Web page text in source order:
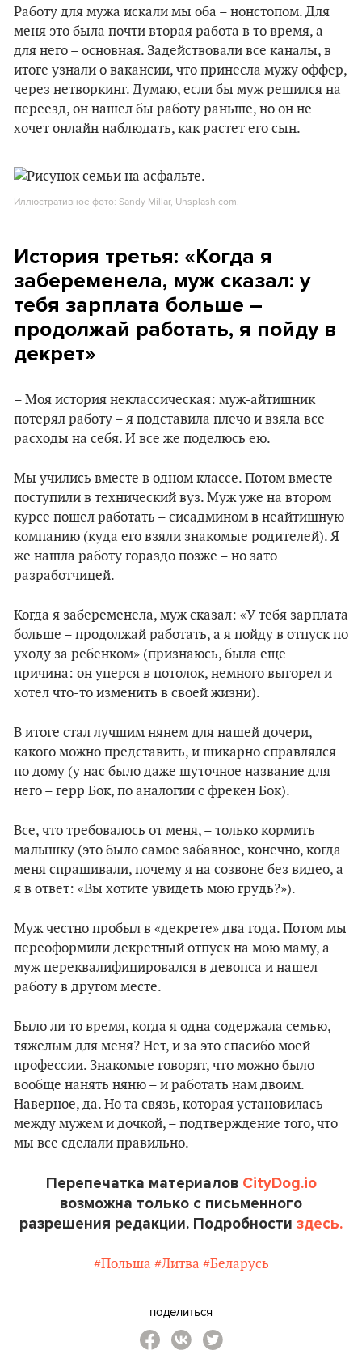
Работу для мужа искали мы оба – нонстопом. Для
меня это была почти вторая работа в то время, а
для него – основная. Задействовали все каналы, в
итоге узнали о вакансии, что принесла мужу оффер,
через нетворкинг. Думаю, если бы муж решился на
переезд, он нашел бы работу раньше, но он не
хочет онлайн наблюдать, как растет его сын.
Иллюстративное фото: Sandy Millar, Unsplash.com.
История третья: «Когда я
забеременела, муж сказал: у
тебя зарплата больше –
продолжай работать, я пойду в
декрет»
– Моя история неклассическая: муж-айтишник
потерял работу – я подставила плечо и взяла все
расходы на себя. И все же поделюсь ею.
Мы учились вместе в одном классе. Потом вместе
поступили в технический вуз. Муж уже на втором
курсе пошел работать – сисадмином в неайтишную
компанию (куда его взяли знакомые родителей). Я
же нашла работу гораздо позже – но зато
разработчицей.
Когда я забеременела, муж сказал: «У тебя зарплата
больше – продолжай работать, а я пойду в отпуск по
уходу за ребенком» (признаюсь, была еще
причина: он уперся в потолок, немного выгорел и
хотел что-то изменить в своей жизни).
В итоге стал лучшим нянем для нашей дочери,
какого можно представить, и шикарно справлялся
по дому (у нас было даже шуточное название для
него – герр Бок, по аналогии с фрекен Бок).
Все, что требовалось от меня, – только кормить
малышку (это было самое забавное, конечно, когда
меня спрашивали, почему я на созвоне без видео, а
я в ответ: «Вы хотите увидеть мою грудь?»).
Муж честно пробыл в «декрете» два года. Потом мы
переоформили декретный отпуск на мою маму, а
муж переквалифицировался в девопса и нашел
работу в другом месте.
Было ли то время, когда я одна содержала семью,
тяжелым для меня? Нет, и за это спасибо моей
профессии. Знакомые говорят, что можно было
вообще нанять няню – и работать нам двоим.
Наверное, да. Но та связь, которая установилась
между мужем и дочкой, – подтверждение того, что
мы все сделали правильно.
Перепечатка материалов CityDog.io
возможна только с письменного
разрешения редакции. Подробности здесь.
#Польша #Литва #Беларусь
поделиться